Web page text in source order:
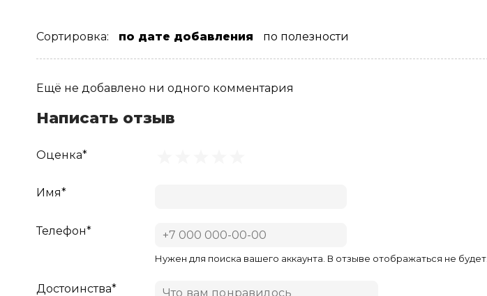
Сортировка: по дате добавления по полезности
Ещё не добавлено ни одного комментария
Написать отзыв
Оценка*
Имя*
Телефон*
Нужен для поиска вашего аккаунта. В отзыве отображаться не будет.
Достоинства*